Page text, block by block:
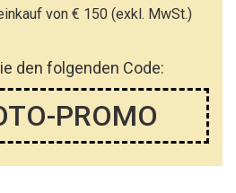
von € 150 (exkl. MwSt.)
den folgenden Code:
PROMO